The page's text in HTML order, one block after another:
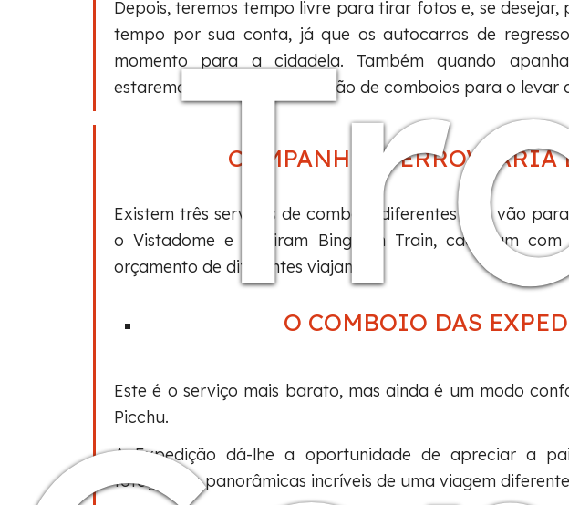
Depois, teremos tempo livre para tirar fotos e, se
tempo por sua conta, já que os autocarros de
momento para a cidadela. Também quando
estaremos à espera na estação de comboios para o levar
COMPANHIA FERROVIÁRIA
Existem três serviços de comboio diferentes que vão
o Vistadome e o Hiram Bingham Train, cada um
orçamento de diferentes viajantes.
O COMBOIO DAS
Este é o serviço mais barato, mas ainda é um modo
Picchu.
A Expedição dá-lhe a oportunidade de apreciar a
fotografias panorâmicas incríveis de uma viagem